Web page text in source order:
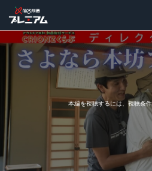
本編を視聴するには、視聴条